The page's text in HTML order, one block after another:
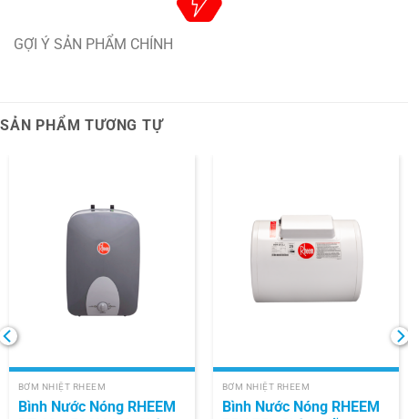
GỢI Ý SẢN PHẨM CHÍNH
SẢN PHẨM TƯƠNG TỰ
BƠM NHIỆT RHEEM
Bình Nước Nóng RHEEM
BƠM NHIỆT RHEEM
Bình Nước Nóng RHEEM